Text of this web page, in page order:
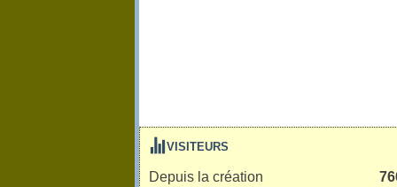
VISITEURS
Depuis la création